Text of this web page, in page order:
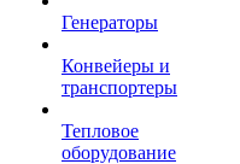
Генераторы
Конвейеры и
транспортеры
Тепловое
оборудование